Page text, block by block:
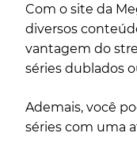
Com o site da
diversos
vantagem do
séries dublados
Ademais, você
séries com uma